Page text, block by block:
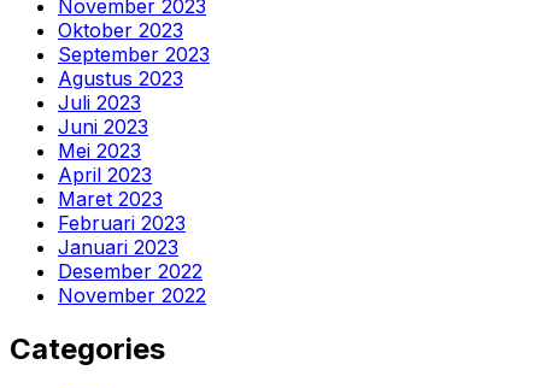
November 2023
Oktober 2023
September 2023
Agustus 2023
Juli 2023
Juni 2023
Mei 2023
April 2023
Maret 2023
Februari 2023
Januari 2023
Desember 2022
November 2022
Categories